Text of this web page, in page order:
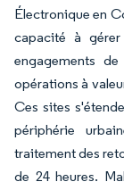
Électronique en
capacité à
engagements
opérations à
Ces sites
périphérie
traitement des
de 24 heures.